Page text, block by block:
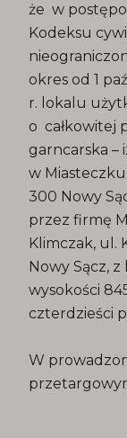
że w
Kodeksu
okres od 1
r. lokalu
o całkowitej
garncarska –
w Miasteczku
300 Nowy
przez firmę
Klimczak, ul.
Nowy Sącz,
wysokości
czterdzieści
W